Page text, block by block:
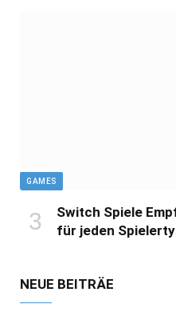
GAMES
Switch Spiele
für jeden
NEUE BEITRÄE